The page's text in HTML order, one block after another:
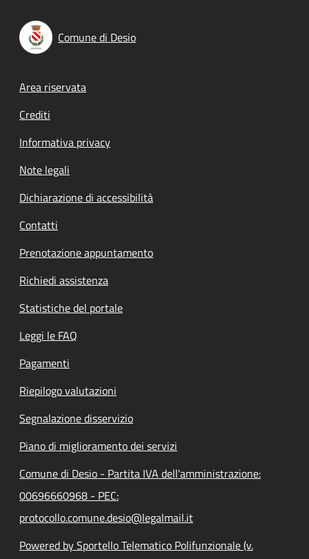
Comune di Desio
Footer menu
Area riservata
Crediti
Informativa privacy
Note legali
Dichiarazione di accessibilità
Contatti
Prenotazione appuntamento
Richiedi assistenza
Statistiche del portale
Leggi le FAQ
Pagamenti
Riepilogo valutazioni
Segnalazione disservizio
Piano di miglioramento dei servizi
Comune di Desio - Partita IVA dell'amministrazione:
00696660968 - PEC:
protocollo.comune.desio@legalmail.it
Powered by Sportello Telematico Polifunzionale (v.